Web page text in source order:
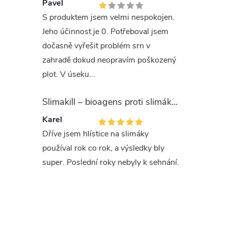
Pavel
S produktem jsem velmi nespokojen.
Jeho účinnost je 0. Potřeboval jsem
dočasně vyřešit problém srn v
zahradě dokud neopravím poškozený
plot. V úseku...
Slimakill – bioagens proti slimákům (12 mil.)
Karel
Dříve jsem hlístice na slimáky
používal rok co rok, a výsledky bly
super. Poslední roky nebyly k sehnání.